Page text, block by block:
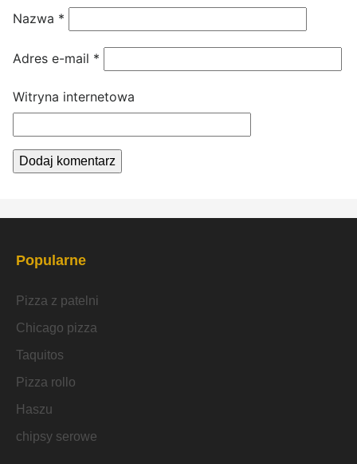
Nazwa *
Adres e-mail *
Witryna internetowa
Popularne
Pizza z patelni
Chicago pizza
Taquitos
Pizza rollo
Haszu
chipsy serowe